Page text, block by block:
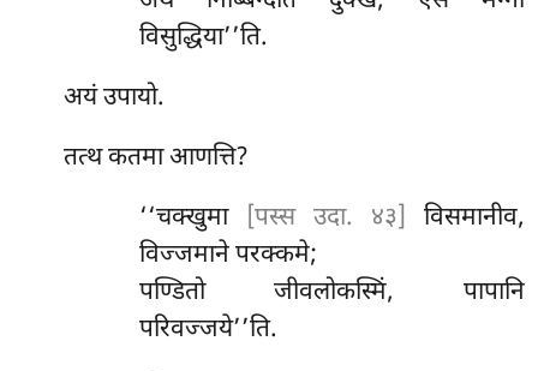
विसुद्धिया’’ति.
अयं उपायो.
तत्थकतमा आणत्ति?
‘‘चक्खुमा
[पस्स उदा. ४३]
विसमानीव,
विज्जमाने परक्कमे;
पण्डितो जीवलोकस्मिं, पापानि
परिवज्जये’’ति.